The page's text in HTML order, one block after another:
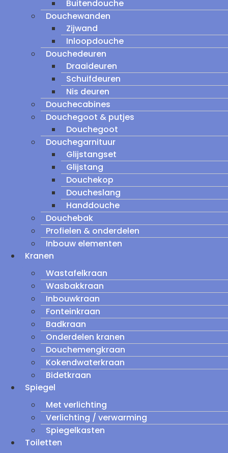
Buitendouche
Douchewanden
Zijwand
Inloopdouche
Douchedeuren
Draaideuren
Schuifdeuren
Nis deuren
Douchecabines
Douchegoot & putjes
Douchegoot
Douchegarnituur
Glijstangset
Glijstang
Douchekop
Doucheslang
Handdouche
Douchebak
Profielen & onderdelen
Inbouw elementen
Kranen
Wastafelkraan
Wasbakkraan
Inbouwkraan
Fonteinkraan
Badkraan
Onderdelen kranen
Douchemengkraan
Kokendwaterkraan
Bidetkraan
Spiegel
Met verlichting
Verlichting / verwarming
Spiegelkasten
Toiletten